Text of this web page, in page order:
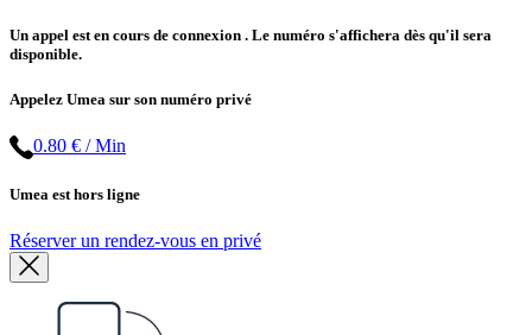
Un appel est en cours de connexion . Le numéro s'affichera dès qu'il sera
disponible.
Appelez Umea sur son numéro privé
0.80 € / Min
Umea est hors ligne
Réserver un rendez-vous en privé